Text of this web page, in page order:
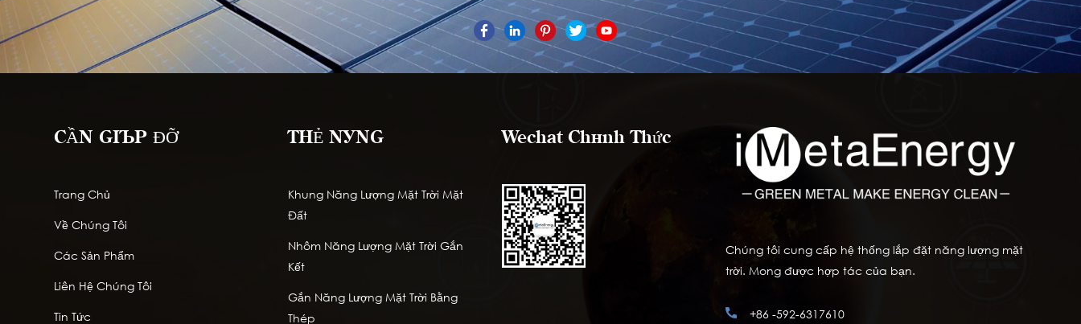
CẦN GIÚP ĐỠ
Trang Chủ
Về Chúng Tôi
Các Sản Phẩm
Liên Hệ Chúng Tôi
Tin Tức
THẺ NÓNG
Khung Năng Lượng Mặt Trời Mặt
Đất
Nhôm Năng Lượng Mặt Trời Gắn
Kết
Gắn Năng Lượng Mặt Trời Bằng
Thép
Wechat Chính Thức
Chúng tôi cung cấp hệ thống lắp đặt năng lượng mặt
trời. Mong được hợp tác của bạn.
+86 -592-6317610